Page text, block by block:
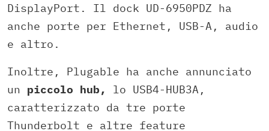
DisplayPort. Il dock UD-6950PDZ ha
anche porte per Ethernet, USB-A, audio
e altro.
Inoltre, Plugable ha anche annunciato
un piccolo hub, lo USB4-HUB3A,
caratterizzato da tre porte
Thunderbolt e altre feature